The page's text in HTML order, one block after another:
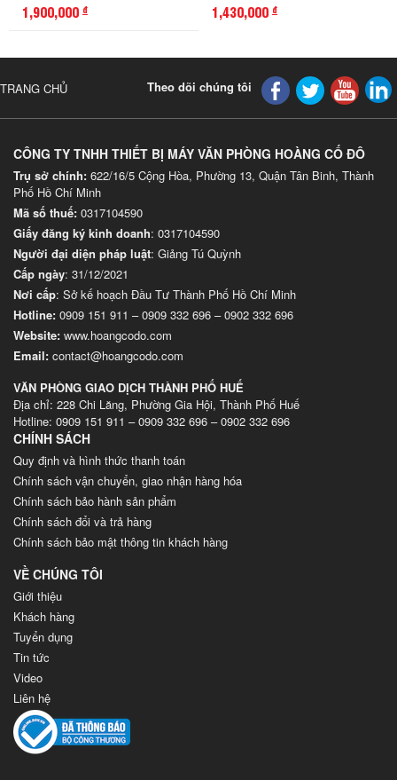
1,900,000 đ 1,430,000 đ
TRANG CHỦ Theo dõi chúng tôi
CÔNG TY TNHH THIẾT BỊ MÁY VĂN PHÒNG HOÀNG CỐ ĐÔ
Trụ sở chính: 622/16/5 Cộng Hòa, Phường 13, Quận Tân Binh, Thành
Phố Hồ Chí Minh
Mã số thuế: 0317104590
Giấy đăng ký kinh doanh: 0317104590
Người đại diện pháp luật: Giảng Tú Quỳnh
Cấp ngày: 31/12/2021
Nơi cấp: Sở kế hoạch Đầu Tư Thành Phố Hồ Chí Minh
Hotline: 0909 151 911 –0909 332 696 –0902 332 696
Website: www.hoangcodo.com
Email: contact@hoangcodo.com
VĂN PHÒNG GIAO DỊCH THÀNH PHỐ HUẾ
Địa chỉ: 228 Chi Lăng, Phường Gia Hội, Thành Phố Huế
Hotline: 0909 151 911 – 0909 332 696 – 0902 332 696
CHÍNH SÁCH
Quy định và hình thức thanh toán
Chính sách vận chuyển, giao nhận hàng hóa
Chính sách bảo hành sản phẩm
Chính sách đổi và trả hàng
Chính sách bảo mật thông tin khách hàng
VỀ CHÚNG TÔI
Giới thiệu
Khách hàng
Tuyển dụng
Tin tức
Video
Liên hệ